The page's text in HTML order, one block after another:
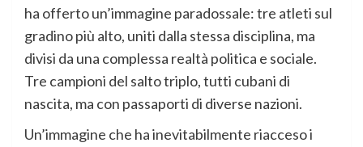
ha offerto un’immagine paradossale: tre atleti sul
gradino più alto, uniti dalla stessa disciplina, ma
divisi da una complessa realtà politica e sociale.
Tre campioni del salto triplo, tutti cubani di
nascita, ma con passaporti di diverse nazioni.
Un’immagine che ha inevitabilmente riacceso i